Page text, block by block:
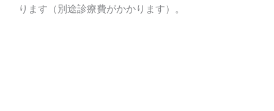
ります（別途診療費がかかります）。